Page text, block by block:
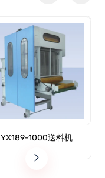
YX189-1000送料机